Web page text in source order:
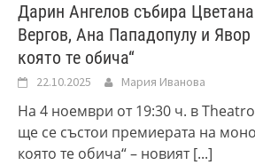
Дарин Ангелов събира
Вергов, Ана Пападопулу и
която те обича“
22.10.2025 Мария Иванова
На 4 ноември от 19:30 ч. в
ще се състои премиерата на
която те обича“ – новият[...]